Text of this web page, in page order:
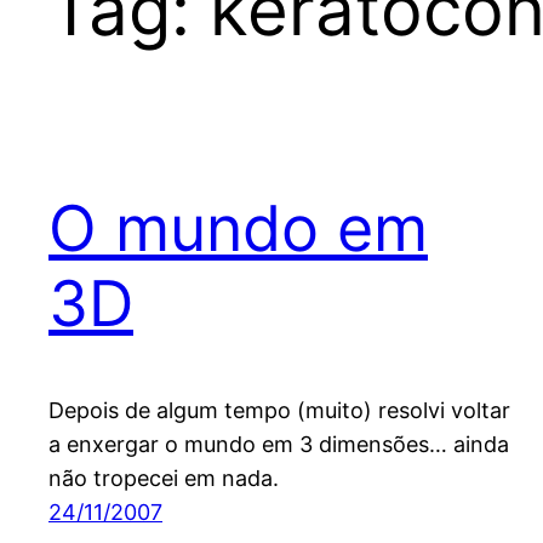
O mundo em
3D
Depois de algum tempo (muito) resolvi voltar
a enxergar o mundo em 3 dimensões… ainda
não tropecei em nada.
24/11/2007